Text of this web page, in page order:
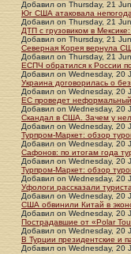
Добавил on Thursday, 21
Юг США атаковала
Добавил on Thursday, 21
ДТП с грузовиком в
Добавил on Thursday, 21
Северная Корея вернула
Добавил on Thursday, 21
ЕСПЧ обратился к России
Добавил on Wednesday, 20
Украина договорилась о
Добавил on Wednesday, 20
ЕС проведет
Добавил on Wednesday, 20
Скандал в США. Зачем у
Добавил on Wednesday, 20
Турпром-Маркет: обзор
Добавил on Wednesday, 20
Сафонов: по итогам года
Добавил on Wednesday, 20
Турпром-Маркет: обзор
Добавил on Wednesday, 20
Уфологи рассказали
Добавил on Wednesday, 20
США обвинили Китай в
Добавил on Wednesday, 20
Пострадавшие от «Polar
Добавил on Wednesday, 20
В Турции президентские и
Добавил on Wednesday, 20